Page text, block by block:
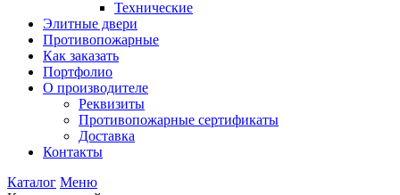
Технические
Элитные двери
Противопожарные
Как заказать
Портфолио
О производителе
Реквизиты
Противопожарные сертификаты
Доставка
Контакты
Каталог Меню